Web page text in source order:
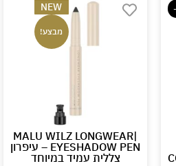
NEW
מבצע!
|MALU WILZ LONGWEAR
EYESHADOW PEN – עיפרון
צללית עמיד במיוחד